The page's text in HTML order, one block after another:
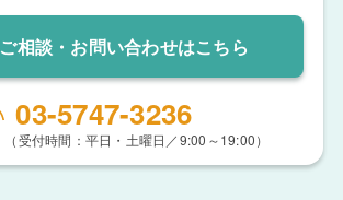
ご相談・お問い合わせはこちら
03-5747-3236
（受付時間：平日・土曜日／9:00～19:00）